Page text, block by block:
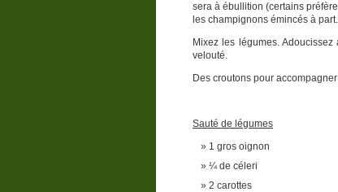
sera à ébullition (certains
les champignons émincés à
Mixez les légumes.
velouté.
Des croutons pour
Sauté de légumes
1 gros oignon
¼ de céleri
2 carottes